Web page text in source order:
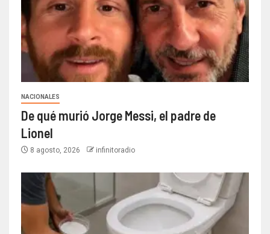
NACIONALES
De qué murió Jorge Messi, el padre de
Lionel
8 agosto, 2026 infinitoradio